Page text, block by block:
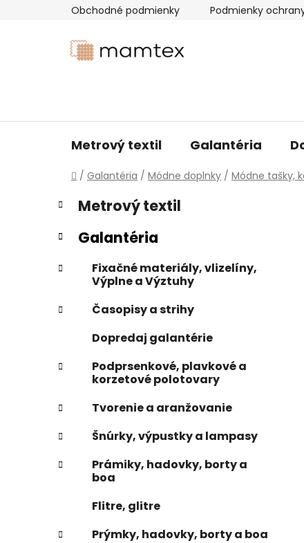
Obchodné podmienky Podmienky
Metrový textil Galantéria
Domov
/ Galantéria / Módne doplnky / Módne tašky,
B
o
č
ý
a
l
Preskočiť
kategórie
K
a
t
e
ó
i
e
Metrový textil
Galantéria
Fixačné materiály, vlizelíny,
Výplne a Výztuhy
Časopisy a strihy
Dopredaj galantérie
Podprsenkové, plavkové a
korzetové polotovary
Tvorenie a aranžovanie
Šnúrky, výpustky a lampasy
Prámiky, hadovky, borty a
boa
Flitre, glitre
Prýmky, hadovky, borty a boa